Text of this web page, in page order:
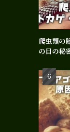
爬虫類の
の目の秘